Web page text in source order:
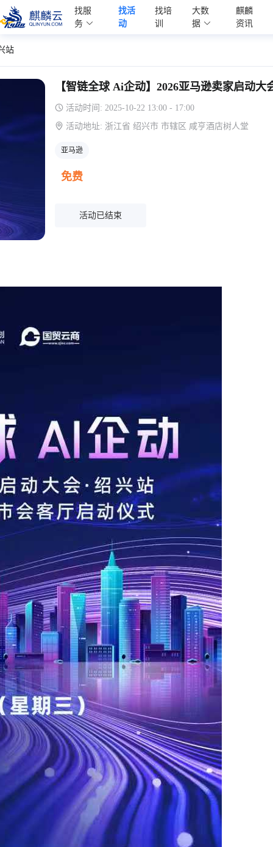
麒麟学院
Kylin Academy
找服
务
找活
动
找培
训
大数
据
麒麟
资讯
站
【智链全球 Ai企动】2026亚马逊卖家启动大
活动时间: 2025-10-22 13:00 - 17:00
活动地址: 浙江省 绍兴市 市辖区 咸亨酒店树人堂
亚马逊
免费
活动已结束